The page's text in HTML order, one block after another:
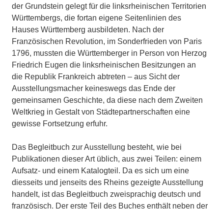
der Grundstein gelegt für die linksrheinischen Territorien
Württembergs, die fortan eigene Seitenlinien des
Hauses Württemberg ausbildeten. Nach der
Französischen Revolution, im Sonderfrieden von Paris
1796, mussten die Württemberger in Person von Herzog
Friedrich Eugen die linksrheinischen Besitzungen an
die Republik Frankreich abtreten – aus Sicht der
Ausstellungsmacher keineswegs das Ende der
gemeinsamen Geschichte, da diese nach dem Zweiten
Weltkrieg in Gestalt von Städtepartnerschaften eine
gewisse Fortsetzung erfuhr.
Das Begleitbuch zur Ausstellung besteht, wie bei
Publikationen dieser Art üblich, aus zwei Teilen: einem
Aufsatz- und einem Katalogteil. Da es sich um eine
diesseits und jenseits des Rheins gezeigte Ausstellung
handelt, ist das Begleitbuch zweisprachig deutsch und
französisch. Der erste Teil des Buches enthält neben der